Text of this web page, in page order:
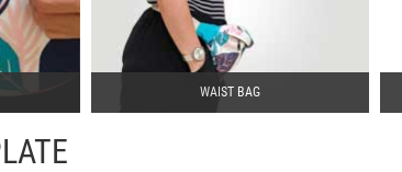
WAIST BAG